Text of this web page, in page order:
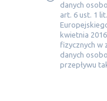
danych
art. 6 ust. 1
kwietnia
fizycznych w
danych
przepływu